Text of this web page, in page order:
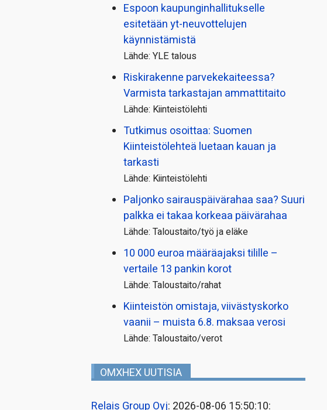
Espoon kaupungin­hallitukselle
esitetään yt-neuvottelujen
käynnistämistä
Lähde: YLE talous
Riskirakenne parvekekaiteessa?
Varmista tarkastajan ammattitaito
Lähde: Kiinteistölehti
Tutkimus osoittaa: Suomen
Kiinteistölehteä luetaan kauan ja
tarkasti
Lähde: Kiinteistölehti
Paljonko sairauspäivä­rahaa saa? Suuri
palkka ei takaa korkeaa päivärahaa
Lähde: Taloustaito/työ ja eläke
10 000 euroa määräajaksi tilille –
vertaile 13 pankin korot
Lähde: Taloustaito/rahat
Kiinteistön omistaja, viivästyskorko
vaanii – muista 6.8. maksaa verosi
Lähde: Taloustaito/verot
OMXHEX UUTISIA
Relais Group Oyj: 2026-08-06 15:50:10: